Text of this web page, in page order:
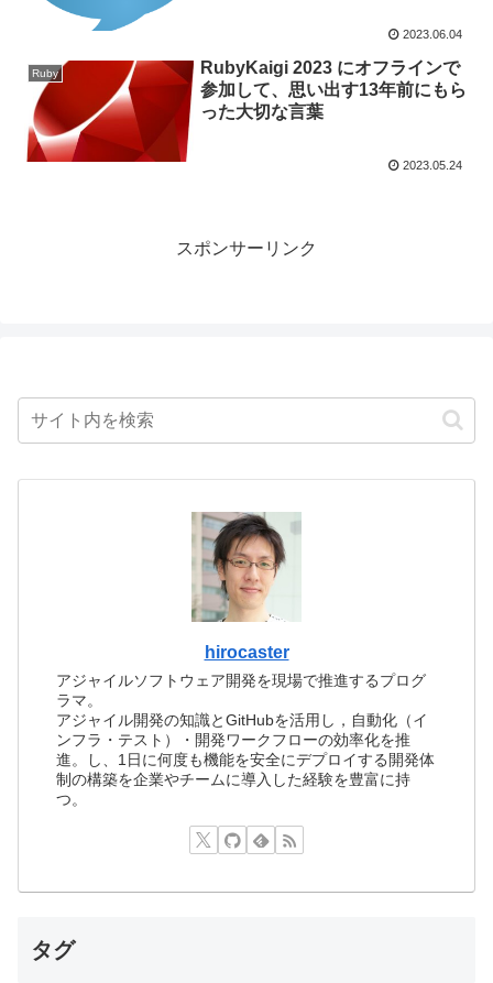
2023.06.04
Ruby
RubyKaigi 2023 にオフラインで
参加して、思い出す13年前にもら
った大切な言葉
2023.05.24
スポンサーリンク
hirocaster
アジャイルソフトウェア開発を現場で推進するプログ
ラマ。
アジャイル開発の知識とGitHubを活用し，自動化（イ
ンフラ・テスト）・開発ワークフローの効率化を推
進。し、1日に何度も機能を安全にデプロイする開発体
制の構築を企業やチームに導入した経験を豊富に持
つ。
タグ